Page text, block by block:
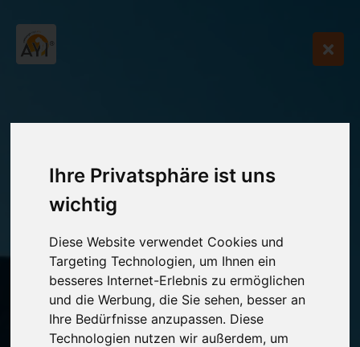
Ihre Privatsphäre ist uns
wichtig
Diese Website verwendet Cookies und
Targeting Technologien, um Ihnen ein
besseres Internet-Erlebnis zu ermöglichen
und die Werbung, die Sie sehen, besser an
Ihre Bedürfnisse anzupassen. Diese
Technologien nutzen wir außerdem, um